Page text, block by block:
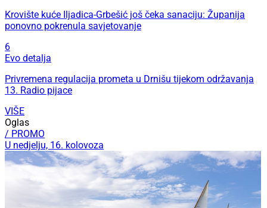
Krovište kuće Iljadica-Grbešić još čeka sanaciju: Županija
ponovno pokrenula savjetovanje
6
Evo detalja
Privremena regulacija prometa u Drnišu tijekom održavanja
13. Radio pijace
VIŠE
Oglas
/ PROMO
U nedjelju, 16. kolovoza